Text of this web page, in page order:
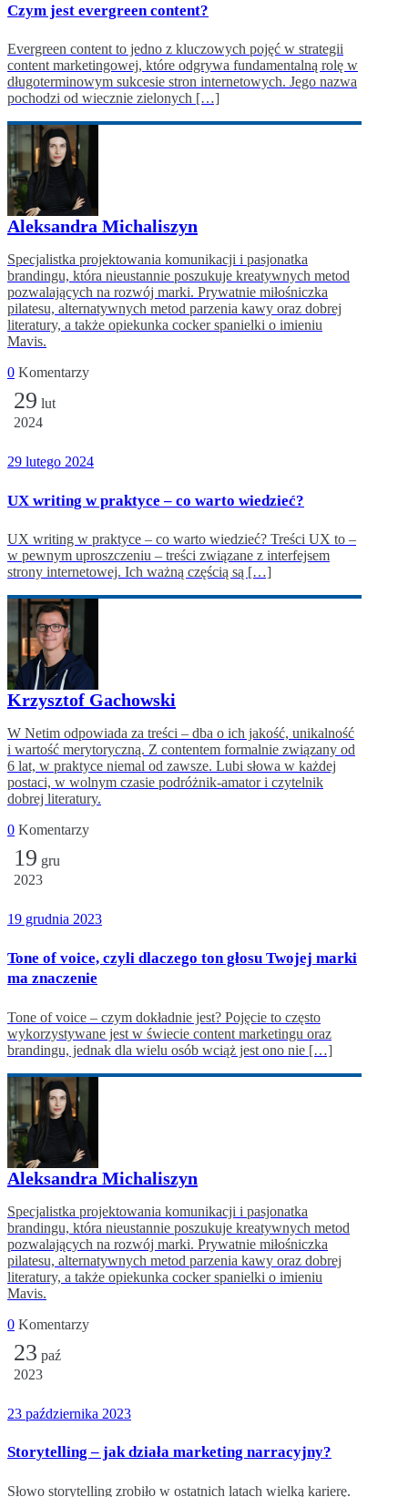
Czym jest evergreen content?
Evergreen content to jedno z kluczowych pojęć w strategii
content marketingowej, które odgrywa fundamentalną rolę w
długoterminowym sukcesie stron internetowych. Jego nazwa
pochodzi od wiecznie zielonych […]
Aleksandra Michaliszyn
Specjalistka projektowania komunikacji i pasjonatka
brandingu, która nieustannie poszukuje kreatywnych metod
pozwalających na rozwój marki. Prywatnie miłośniczka
pilatesu, alternatywnych metod parzenia kawy oraz dobrej
literatury, a także opiekunka cocker spanielki o imieniu
Mavis.
0 Komentarzy
29 lut
2024
29 lutego 2024
UX writing w praktyce – co warto wiedzieć?
UX writing w praktyce – co warto wiedzieć? Treści UX to –
w pewnym uproszczeniu – treści związane z interfejsem
strony internetowej. Ich ważną częścią są […]
Krzysztof Gachowski
W Netim odpowiada za treści – dba o ich jakość, unikalność
i wartość merytoryczną. Z contentem formalnie związany od
6 lat, w praktyce niemal od zawsze. Lubi słowa w każdej
postaci, w wolnym czasie podróżnik-amator i czytelnik
dobrej literatury.
0 Komentarzy
19 gru
2023
19 grudnia 2023
Tone of voice, czyli dlaczego ton głosu Twojej marki
ma znaczenie
Tone of voice – czym dokładnie jest? Pojęcie to często
wykorzystywane jest w świecie content marketingu oraz
brandingu, jednak dla wielu osób wciąż jest ono nie […]
Aleksandra Michaliszyn
Specjalistka projektowania komunikacji i pasjonatka
brandingu, która nieustannie poszukuje kreatywnych metod
pozwalających na rozwój marki. Prywatnie miłośniczka
pilatesu, alternatywnych metod parzenia kawy oraz dobrej
literatury, a także opiekunka cocker spanielki o imieniu
Mavis.
0 Komentarzy
23 paź
2023
23 października 2023
Storytelling – jak działa marketing narracyjny?
Słowo storytelling zrobiło w ostatnich latach wielką karierę.